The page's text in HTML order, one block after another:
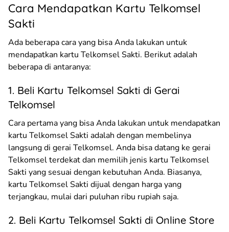
Cara Mendapatkan Kartu Telkomsel
Sakti
Ada beberapa cara yang bisa Anda lakukan untuk
mendapatkan kartu Telkomsel Sakti. Berikut adalah
beberapa di antaranya:
1. Beli Kartu Telkomsel Sakti di Gerai
Telkomsel
Cara pertama yang bisa Anda lakukan untuk mendapatkan
kartu Telkomsel Sakti adalah dengan membelinya
langsung di gerai Telkomsel. Anda bisa datang ke gerai
Telkomsel terdekat dan memilih jenis kartu Telkomsel
Sakti yang sesuai dengan kebutuhan Anda. Biasanya,
kartu Telkomsel Sakti dijual dengan harga yang
terjangkau, mulai dari puluhan ribu rupiah saja.
2. Beli Kartu Telkomsel Sakti di Online Store